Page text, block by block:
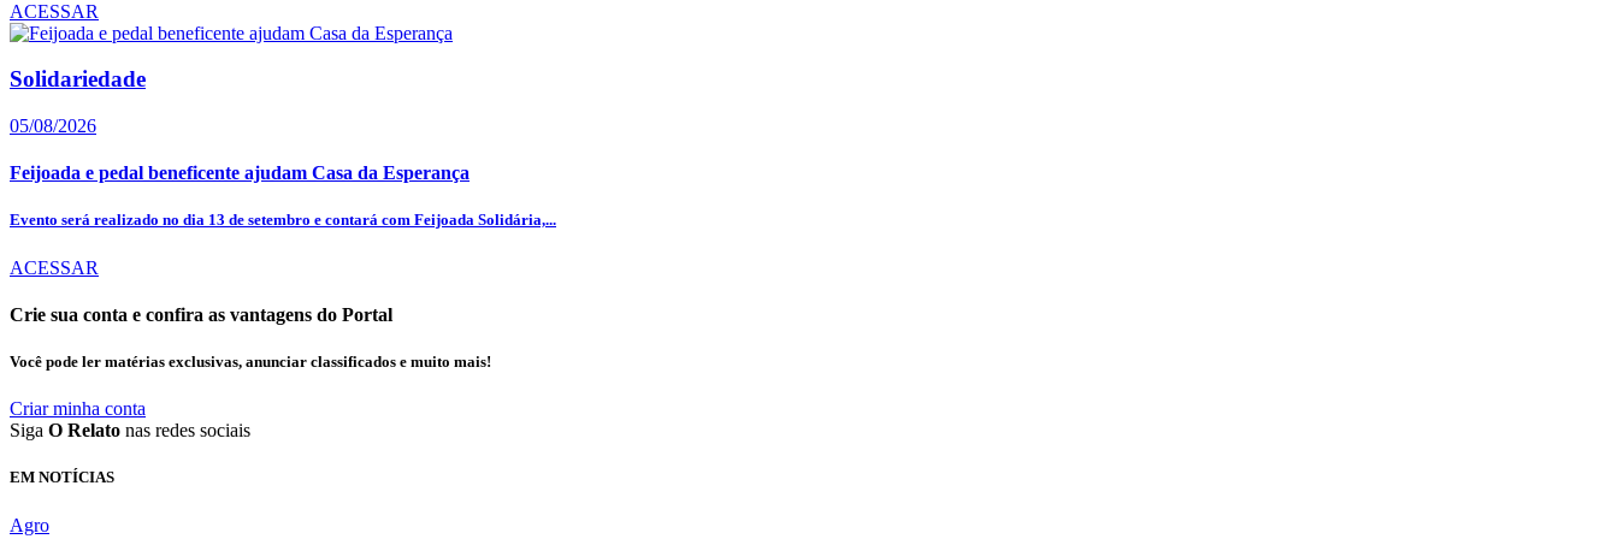
ACESSAR
Solidariedade
05/08/2026
Feijoada e pedal beneficente ajudam Casa da Esperança
Evento será realizado no dia 13 de setembro e contará com Feijoada Solidária,...
ACESSAR
Crie sua conta e confira as vantagens do Portal
Você pode ler matérias exclusivas, anunciar classificados e muito mais!
Criar minha conta
Siga O Relato nas redes sociais
EM NOTÍCIAS
Agro